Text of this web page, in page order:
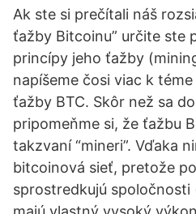
Ak ste si prečítali náš
ťažby Bitcoinu” určite ste
princípy jeho ťažby
napíšeme čosi viac k
ťažby BTC. Skôr než sa
pripomeňme si, že ťažbu
takzvaní “mineri”. Vďaka
bitcoinová sieť, pretože
sprostredkujú